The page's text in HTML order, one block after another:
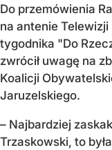
Do przemówienia
na antenie
tygodnika "Do
zwrócił uwagę na
Koalicji
Jaruzelskiego.
– Najbardziej
Trzaskowski, to